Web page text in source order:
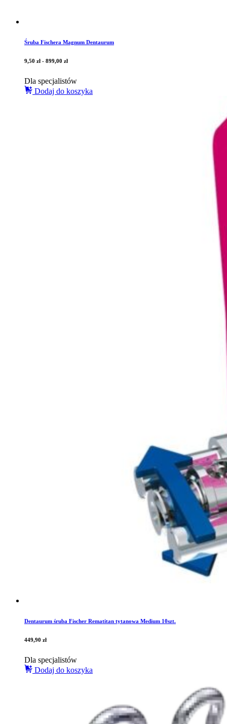
Śruba Fischera Magnum Dentaurum
9,50 zł - 899,00 zł
Dla specjalistów
Dodaj do koszyka
Dentaurum śruba Fischer Rematitan tytanowa Medium 10szt.
449,90 zł
Dla specjalistów
Dodaj do koszyka